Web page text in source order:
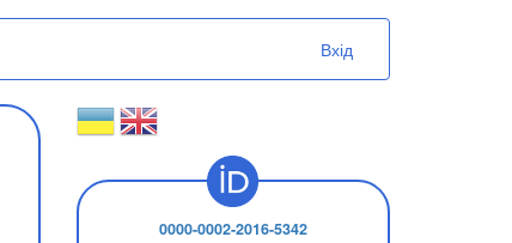
Вхід